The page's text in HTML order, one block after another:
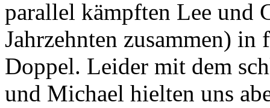
parallel kämpften Lee und
Jahrzehnten zusammen) in
Doppel. Leider mit dem
und Michael hielten uns